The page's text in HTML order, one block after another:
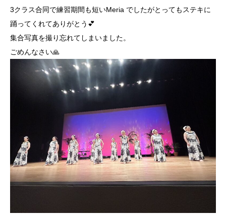
3クラス合同で練習期間も短いMeria でしたがとってもステキに
踊ってくれてありがとう💕
集合写真を撮り忘れてしまいました。
ごめんなさい🙏